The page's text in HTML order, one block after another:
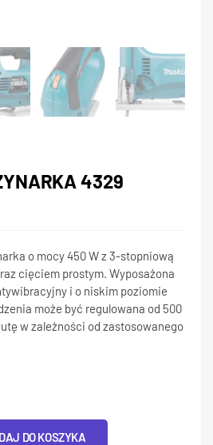
4329
o mocy 450 W z 3-stopniową
cięciem prostym. Wyposażona
i o niskim poziomie
może być regulowana od 500
w zależności od zastosowanego
DO KOSZYKA